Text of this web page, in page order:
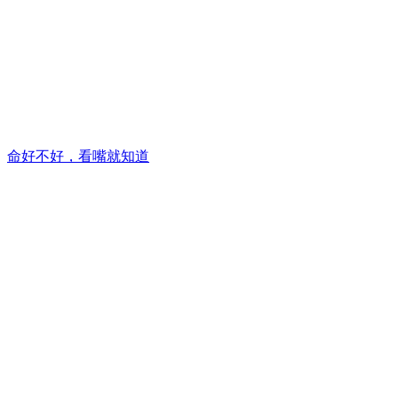
命好不好，看嘴就知道